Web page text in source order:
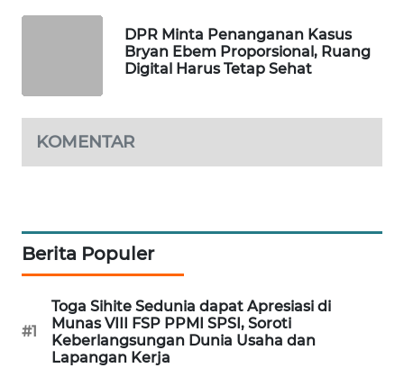
DPR Minta Penanganan Kasus
Bryan Ebem Proporsional, Ruang
Digital Harus Tetap Sehat
KOMENTAR
Berita Populer
#1
Toga Sihite Sedunia dapat Apresiasi di
Munas VIII FSP PPMI SPSI, Soroti
Keberlangsungan Dunia Usaha dan
Lapangan Kerja
FORJASIDA
SITUNGIR
SIDIKALANG
NEWS